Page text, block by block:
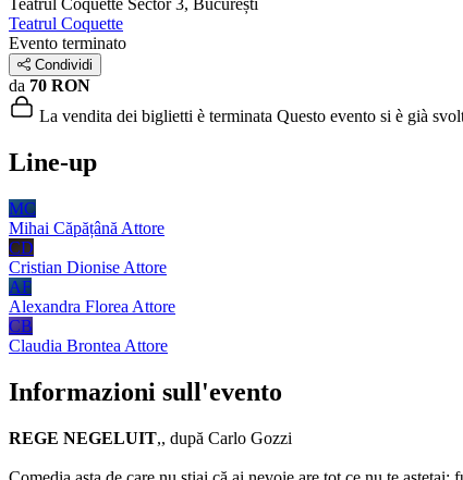
Teatrul Coquette
Evento terminato
Condividi
da 70 RON
La vendita dei biglietti è terminata Questo evento si è già
Line-up
MC
Mihai Căpățână Attore
CD
Cristian Dionise Attore
AF
Alexandra Florea Attore
CB
Claudia Brontea Attore
Informazioni sull'evento
REGE NEGELUIT,, după Carlo Gozzi